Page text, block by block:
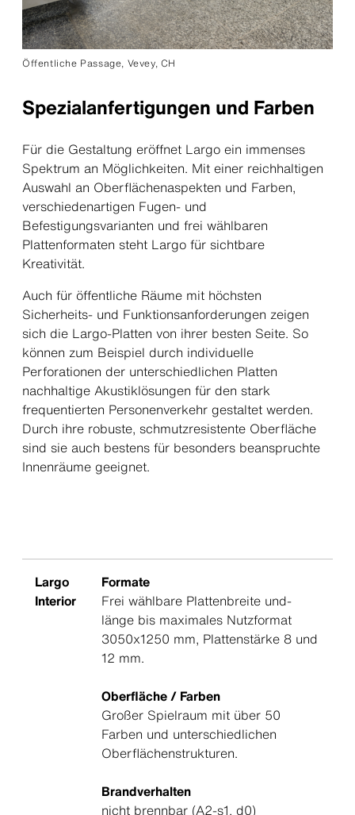
Öffentliche Passage, Vevey, CH
Spezialanfertigungen und Farben
Für die Gestaltung eröffnet Largo ein immenses
Spektrum an Möglichkeiten. Mit einer reichhaltigen
Auswahl an Oberflächenaspekten und Farben,
verschiedenartigen Fugen- und
Befestigungsvarianten und frei wählbaren
Plattenformaten steht Largo für sichtbare
Kreativität.
Auch für öffentliche Räume mit höchsten
Sicherheits- und Funktionsanforderungen zeigen
sich die Largo-Platten von ihrer besten Seite. So
können zum Beispiel durch individuelle
Perforationen der unterschiedlichen Platten
nachhaltige Akustiklösungen für den stark
frequentierten Personenverkehr gestaltet werden.
Durch ihre robuste, schmutzresistente Oberfläche
sind sie auch bestens für besonders beanspruchte
Innenräume geeignet.
Largo
Interior
Formate
Frei wählbare Plattenbreite und-
länge bis maximales Nutzformat
3050x1250 mm, Plattenstärke 8 und
12 mm.
Oberfläche / Farben
Großer Spielraum mit über 50
Farben und unterschiedlichen
Oberflächenstrukturen.
Brandverhalten
nicht brennbar (A2-s1, d0)